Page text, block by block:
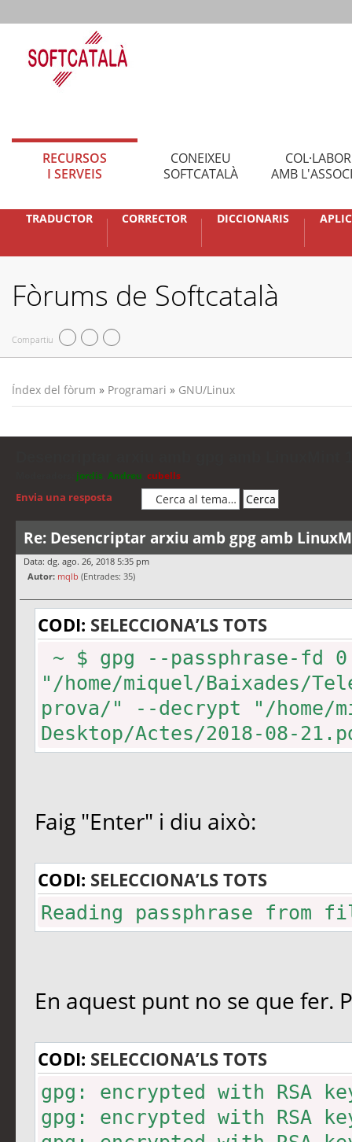
RECURSOS
I SERVEIS
CONEIXEU
SOFTCATALÀ
AMB
TRADUCTOR CORRECTOR DICCIONARIS
Fòrums de Softcatalà
Compartiu
Índex del fòrum » Programari » GNU/Linux
jordis Andreu cubells
Envia una resposta
Re: Desencriptar arxiu amb gpg amb
Data: dg. ago. 26, 2018 5:35 pm
Autor: mqlb (Entrades: 35)
CODI: SELECCIONA’LS TOTS
~ $ gpg --passphrase-fd
"/home/miquel/Baixades/
prova/" --decrypt "/home/
Desktop/Actes/2018-08-
Faig "Enter" i diu això:
CODI: SELECCIONA’LS TOTS
Reading passphrase
En aquest punt no se que fer.
CODI: SELECCIONA’LS TOTS
gpg: encrypted with RSA
gpg: encrypted with RSA